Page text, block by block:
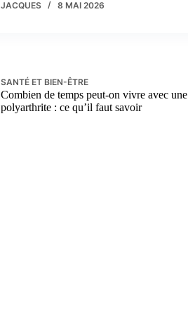
JACQUES 8 MAI 2026
SANTÉ ET BIEN-ÊTRE
Combien de temps peut-on vivre avec une
polyarthrite : ce qu’il faut savoir